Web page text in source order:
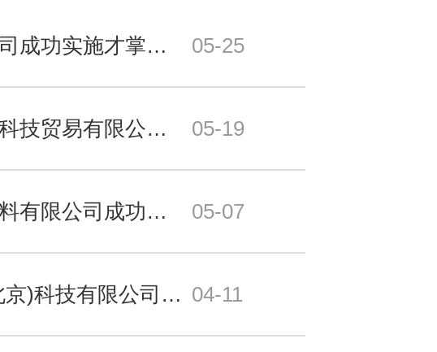
祝贺郑州富太公司成功实施才掌柜仓库管理软件！ 05-25
祝贺上海欣益佳科技贸易有限公司成功实施才掌柜仓库管理软件！ 05-19
祝贺夵馍食品配料有限公司成功实施才掌柜进销存管理软件！ 05-07
祝贺瑞德华业(北京)科技有限公司成功实施才掌柜库存管理软件！ 04-11